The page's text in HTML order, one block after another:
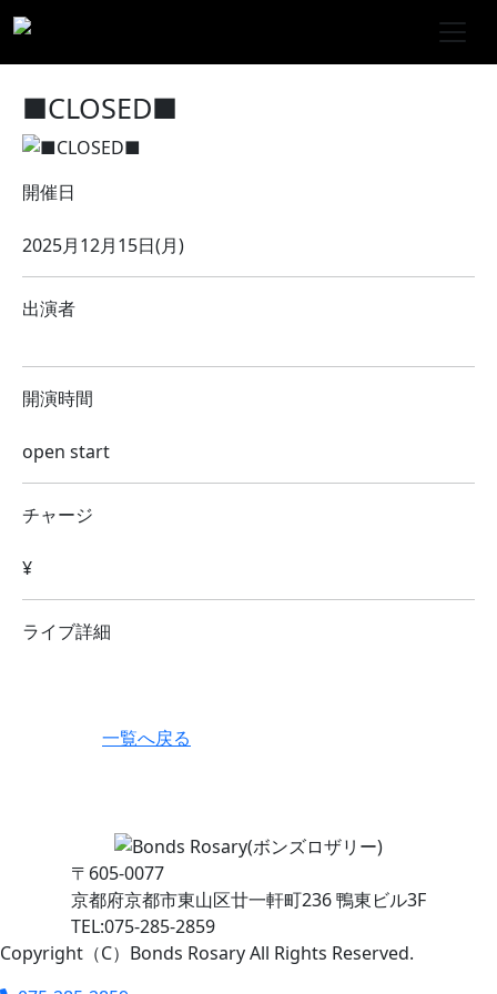
■CLOSED■
開催日
2025月12月15日(月)
出演者
開演時間
open start
チャージ
¥
ライブ詳細
一覧へ戻る
〒605-0077
京都府京都市東山区廿一軒町236 鴨東ビル3F
TEL:075-285-2859
Copyright（C）Bonds Rosary All Rights Reserved.